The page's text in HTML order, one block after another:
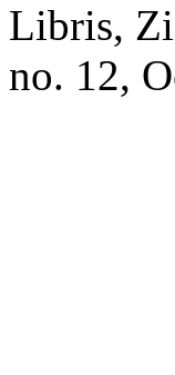
Libris,
no. 12,